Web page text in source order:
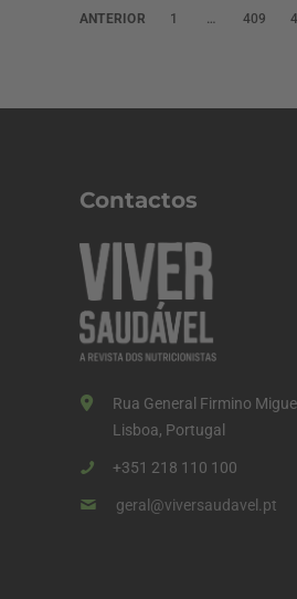
P
a
ã
o
d
o
s
o
n
ANTERIOR 1 … 409
Contactos
Rua General Firmino
Lisboa, Portugal
+351 218 110 100
geral@viversaudavel.pt